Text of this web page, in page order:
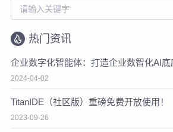
热门资讯
企业数字化智能体：打造企业数智化AI底
2024-04-02
TitanIDE（社区版）重磅免费开放使用！
2023-09-26